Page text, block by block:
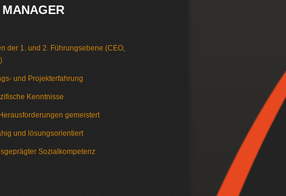
der 1. und 2. Führungsebene (CEO,
und Projekterfahrung
Kenntnisse
gemeistert
und lösungsorientiert
Sozialkompetenz